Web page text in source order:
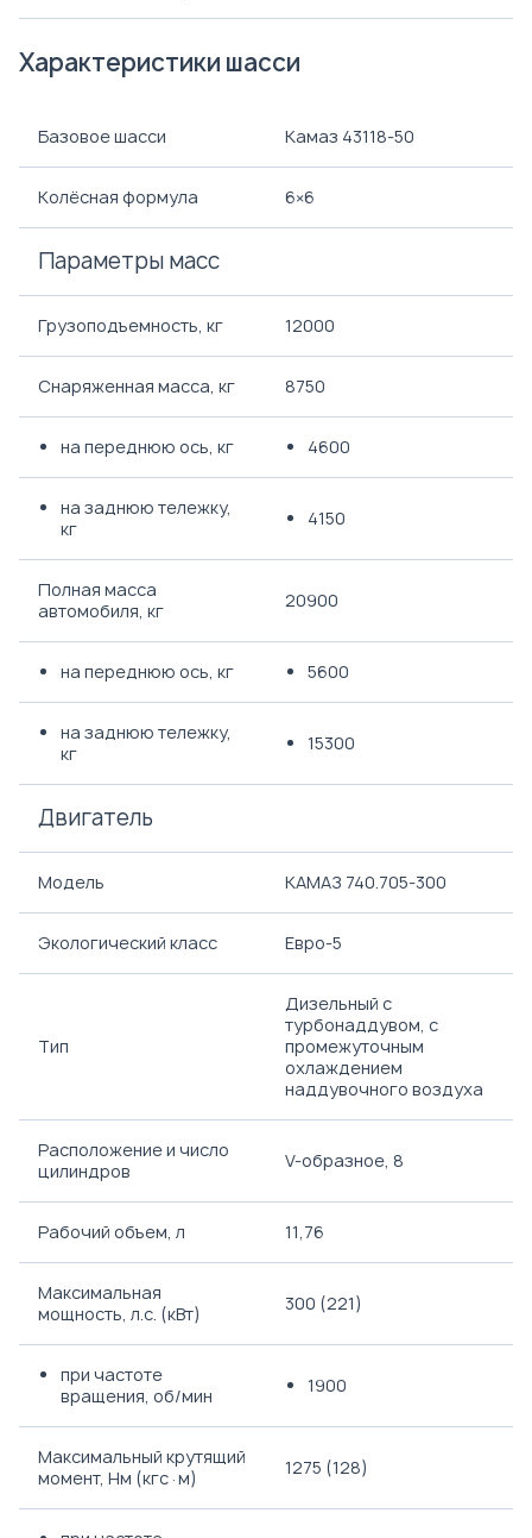
Характеристики шасси
Базовое шасси Камаз 43118-50
Колёсная формула 6×6
Параметры масс
Грузоподъемность, кг 12000
Снаряженная масса, кг 8750
на переднюю ось, кг 4600
на заднюю тележку,
кг
4150
Полная масса
автомобиля, кг
20900
на переднюю ось, кг 5600
на заднюю тележку,
кг
15300
Двигатель
Модель КАМАЗ 740.705-300
Экологический класс Евро-5
Тип
Дизельный с
турбонаддувом, с
промежуточным
охлаждением
наддувочного воздуха
Расположение и число
цилиндров
V-образное, 8
Рабочий объем, л 11,76
Максимальная
мощность, л.с. (кВт)
300 (221)
при частоте
вращения, об/мин
1900
Максимальный крутящий
момент, Нм (кгс·м)
1275 (128)